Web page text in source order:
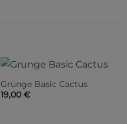
Grunge Basic Cactus
19,00 €